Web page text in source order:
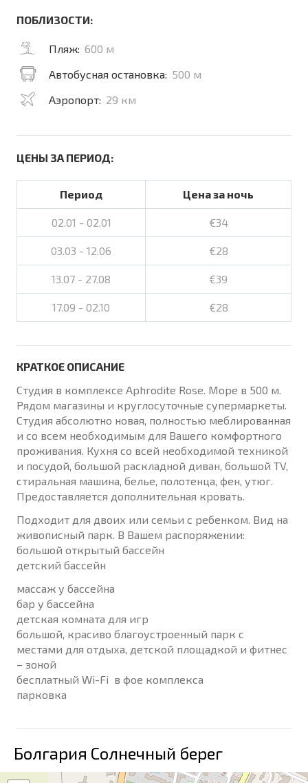
ПОБЛИЗОСТИ:
Пляж: 600 м
Автобусная остановка: 500 м
Аэропорт: 29 км
ЦЕНЫ ЗА ПЕРИОД:
Период Цена за ночь
02.01 - 02.01 €34
03.03 - 12.06 €28
13.07 - 27.08 €39
17.09 - 02.10 €28
КРАТКОЕ ОПИСАНИЕ
Студия в комплексе Aphrodite Rose. Море в 500 м.
Рядом магазины и круглосуточные супермаркеты.
Студия абсолютно новая, полностью меблированная
и со всем необходимым для Вашего комфортного
проживания. Кухня со всей необходимой техникой
и посудой, большой раскладной диван, большой TV,
стиральная машина, белье, полотенца, фен, утюг.
Предоставляется дополнительная кровать.
Подходит для двоих или семьи с ребенком. Вид на
живописный парк. В Вашем распоряжении:
большой открытый бассейн
детский бассейн
массаж у бассейна
бар у бассейна
детская комната для игр
большой, красиво благоустроенный парк с
местами для отдыха, детской площадкой и фитнес
– зоной
бесплатный Wi-Fi в фое комплекса
парковка
Болгария Солнечный берег